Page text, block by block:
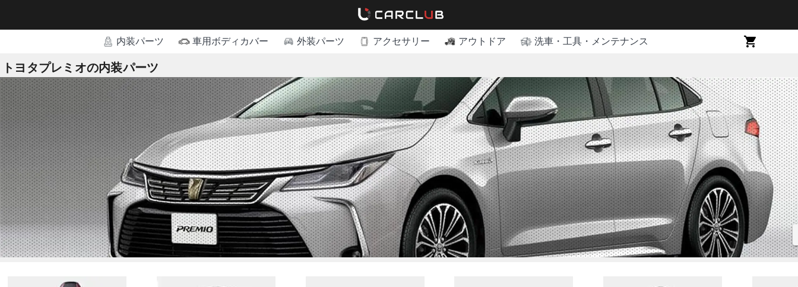
内装パーツ 車用ボディカバー 外装パーツ アクセサリー アウトドア 洗車・工具・メンテナンス
トヨタプレミオの内装パーツ